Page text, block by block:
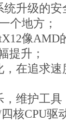
升级的
个地方；
像AMD
提升；
在追求
维护工
核CPU驱